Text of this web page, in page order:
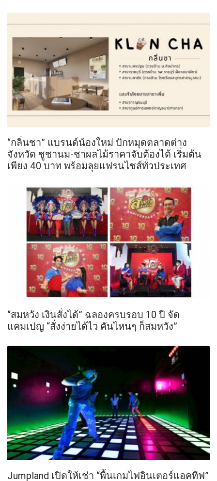
“กลิ่นชา” แบรนด์น้องใหม่ ปักหมุดตลาดต่าง
จังหวัด ชูชานม-ชาผลไม้ราคาจับต้องได้ เริ่มต้น
เพียง 40 บาท พร้อมลุยแฟรนไชส์ทั่วประเทศ
“สมหวัง เงินสั่งได้” ฉลองครบรอบ 10 ปี จัด
แคมเปญ “สั่งง่ายได้ไว คันไหนๆ ก็สมหวัง”
Jumpland เปิดให้เช่า “พื้นเกมไฟอินเตอร์แอคทีฟ”